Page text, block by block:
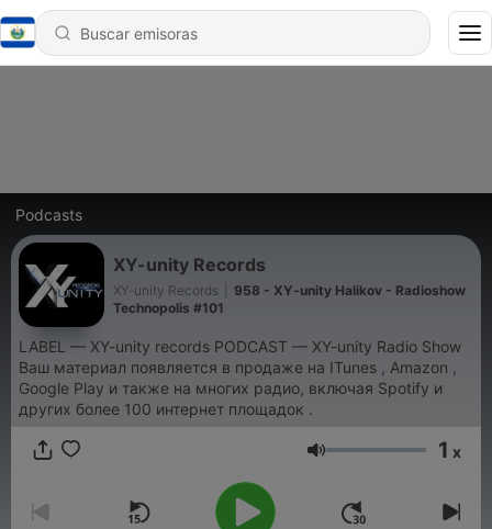
Podcasts
XY-unity Records
XY-unity Records
958 - XY-unity Halikov - Radioshow
Technopolis #101
LABEL — XY-unity records PODCAST — XY-unity Radio Show
Ваш материал появляется в продаже на ITunes , Amazon ,
Google Play и также на многих радио, включая Spotify и
других более 100 интернет площадок .
Volumen 1 x